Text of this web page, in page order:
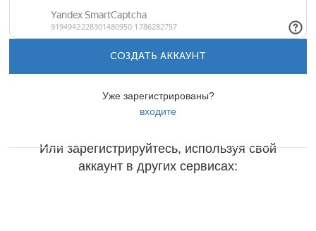
СОЗДАТЬ АККАУНТ
Уже зарегистрированы?
входите
Или зарегистрируйтесь, используя свой
аккаунт в других сервисах: